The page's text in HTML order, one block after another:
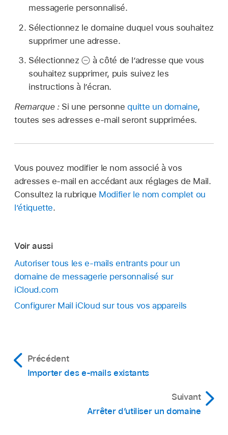
messagerie personnalisé.
Sélectionnez le domaine duquel vous souhaitez
supprimer une adresse.
Sélectionnez
à côté de l’adresse que vous
souhaitez supprimer, puis suivez les
instructions à l’écran.
Remarque : Si une personnequitte un domaine,
toutes ses adresses e‑mail seront supprimées.
Vous pouvez modifier le nom associé à vos
adresses e‑mail en accédant aux réglages de Mail.
Consultez la rubrique Modifier le nom complet ou
l’étiquette.
Voir aussi
Autoriser tous les e‑mails entrants pour un
domaine de messagerie personnalisé sur
iCloud.com
Configurer Mail iCloud sur tous vos appareils
Précédent
Importer des e‑mails existants
Suivant
Arrêter d’utiliser un domaine